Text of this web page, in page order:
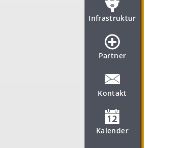
Infrastruktur
Partner
Kontakt
Kalender